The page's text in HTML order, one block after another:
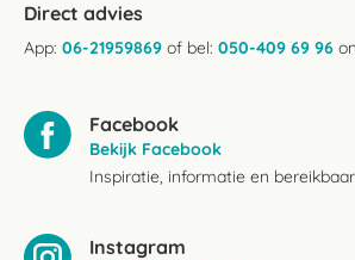
Direct advies
App: 06-21959869 of bel: 050-409 69 96
Facebook
Bekijk Facebook
Inspiratie, informatie en
Instagram